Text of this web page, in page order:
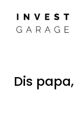
Dis